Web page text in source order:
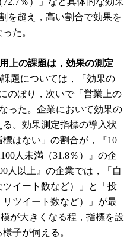
を超え，高い割合で効果を
た。
上の課題は，効果の測定
題については，「効果の
のぼり，次いで「営業上の
った。企業において効果の
。効果測定指標の導入状
はない」の割合が，『10
人未満（31.8％）』の企
人以上』の企業では，「自
イート数など）」と「投
ツイート数など）」が最
が大きくなる程，指標を設
子が伺える。